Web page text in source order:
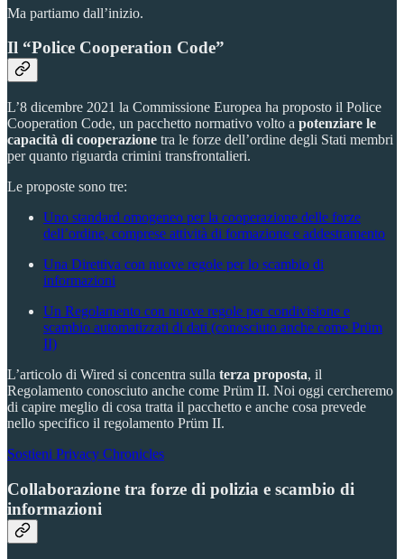
Ma partiamo dall’inizio.
Il “Police Cooperation Code”
L’8 dicembre 2021 la Commissione Europea ha proposto il Police
Cooperation Code, un pacchetto normativo volto a potenziare le
capacità di cooperazione tra le forze dell’ordine degli Stati membri
per quanto riguarda crimini transfrontalieri.
Le proposte sono tre:
Uno standard omogeneo per la cooperazione delle forze
dell’ordine, comprese attività di formazione e addestramento
Una Direttiva con nuove regole per lo scambio di
informazioni
Un Regolamento con nuove regole per condivisione e
scambio automatizzati di dati (conosciuto anche come Prüm
II)
L’articolo di Wired si concentra sulla terza proposta, il
Regolamento conosciuto anche come Prüm II. Noi oggi cercheremo
di capire meglio di cosa tratta il pacchetto e anche cosa prevede
nello specifico il regolamento Prüm II.
Sostieni Privacy Chronicles
Collaborazione tra forze di polizia e scambio di
informazioni